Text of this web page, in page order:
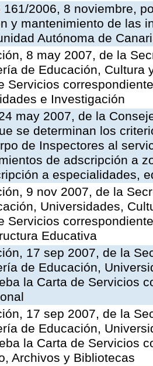
161/2006, 8 noviembre,
y mantenimiento de las
Autónoma de
8 may 2007, de la
de Educación, Cultura
Servicios
e Investigación
may 2007, de la
se determinan los
de Inspectores al
de adscripción a
a especialidades,
9 nov 2007, de la
Universidades,
Servicios
Educativa
17 sep 2007, de la
de Educación,
la Carta de Servicios
17 sep 2007, de la
de Educación,
la Carta de Servicios
Archivos y Bibliotecas